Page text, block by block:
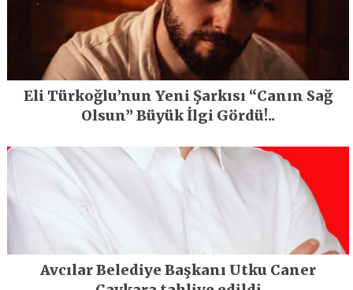
Eli Türkoğlu’nun Yeni Şarkısı “Canın Sağ
Olsun” Büyük İlgi Gördü!..
Avcılar Belediye Başkanı Utku Caner